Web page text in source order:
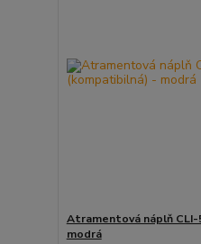
Atramentová náplň
modrá